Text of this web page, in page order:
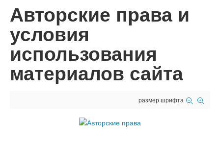
Авторские права и
условия
использования
материалов сайта
размер шрифта